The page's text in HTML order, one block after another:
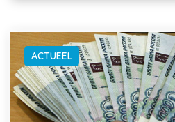
ACTUEEL